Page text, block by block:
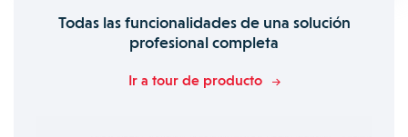
Todas las funcionalidades de una solución
profesional completa
Ir a tour de producto